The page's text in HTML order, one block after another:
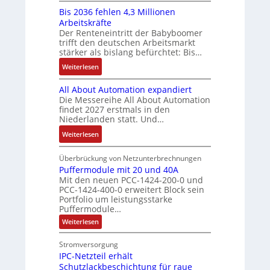
u
f
n
a
h
m
e
,
g
e
p
r
ä
g
t
d
u
r
c
h
a
s
-
S
y
s
t
f
ü
h
r
e
r
z
u
m
V
o
r
s
t
a
n
d
d
e
s
D
M
E
r
g
e
n
s
s
e
e
t
ä
t
i
g
e
n
J
a
b
s
-
u
n
d
M
a
r
k
e
t
i
n
g
l
e
i
e
r
b
e
I
b
r
a
u
c
h
t
S
t
r
u
k
t
u
r
Bis 2036 fehlen 4,3 Millionen
Arbeitskräfte
Der Renteneintritt der Babyboomer
trifft den deutschen Arbeitsmarkt
stärker als bislang befürchtet: Bis…
Weiterlesen:
B
i
s
2
0
3
6
f
e
h
l
e
n
4
3
M
All About Automation expandiert
Die Messereihe All About Automation
findet 2027 erstmals in den
Niederlanden statt. Und…
Weiterlesen:
A
l
l
A
b
o
u
t
u
t
Überbrückung von Netzunterbrechnungen
Puffermodule mit 20 und 40A
Mit den neuen PCC-1424-200-0 und
PCC-1424-400-0 erweitert Block sein
Portfolio um leistungsstarke
Puffermodule…
Weiterlesen:
P
f
f
e
Stromversorgung
IPC-Netzteil erhält
Schutzlackbeschichtung für raue